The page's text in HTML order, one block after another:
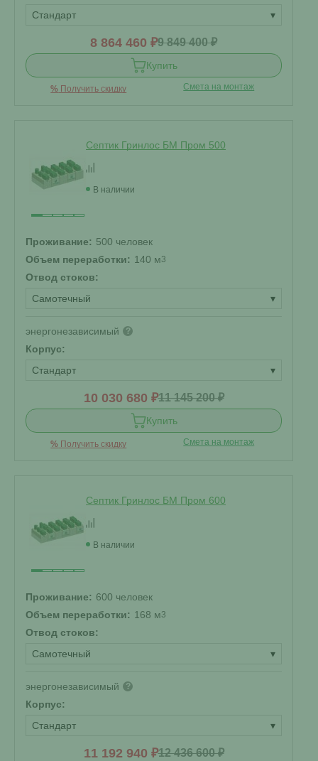
Стандарт
▾
8 864 460 ₽9 849 400 ₽
Купить
% Получить скидку Смета на монтаж
Септик Гринлос БМ Пром 500
В наличии
Проживание: 500 человек
Объем переработки: 140 м3
Отвод стоков:
Самотечный
▾
энергонезависимый ?
Корпус:
Стандарт
▾
10 030 680 ₽11 145 200 ₽
Купить
% Получить скидку Смета на монтаж
Септик Гринлос БМ Пром 600
В наличии
Проживание: 600 человек
Объем переработки: 168 м3
Отвод стоков:
Самотечный
▾
энергонезависимый ?
Корпус:
Стандарт
▾
11 192 940 ₽12 436 600 ₽